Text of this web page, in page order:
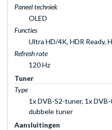
Paneel techniek
OLED
Functies
Ultra HD/4K, HDR Ready,
Refresh rate
120 Hz
Tuner
Type
1x DVB-S2-tuner, 1x
dubbele tuner
Aansluitingen